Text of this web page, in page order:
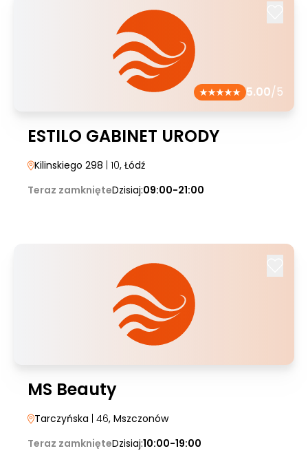
5.00/5
ESTILO GABINET URODY
Kilinskiego 298 | 10, Łódź
Teraz zamknięteDzisiaj:09:00-21:00
MS Beauty
Tarczyńska | 46, Mszczonów
Teraz zamknięteDzisiaj:10:00-19:00